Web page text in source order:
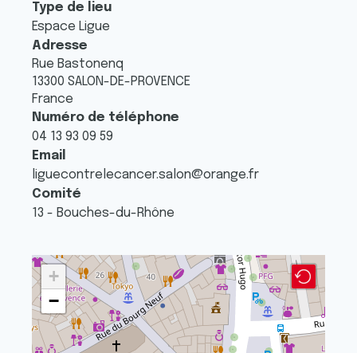
Type de lieu
Espace Ligue
Adresse
Rue Bastonenq
13300 SALON-DE-PROVENCE
France
Numéro de téléphone
04 13 93 09 59
Email
liguecontrelecancer.salon@orange.fr
Comité
13 - Bouches-du-Rhône
+
−